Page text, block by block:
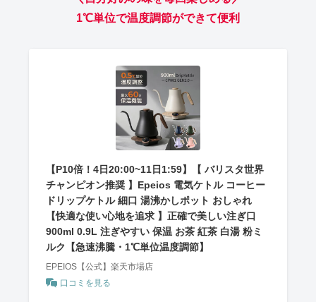
1℃単位で温度調節ができて便利
【P10倍！4日20:00~11日1:59】【 バリスタ世界
チャンピオン推奨 】Epeios 電気ケトル コーヒー
ドリップケトル 細口 湯沸かしポット おしゃれ
【快適な使い心地を追求 】正確で美しい注ぎ口
900ml 0.9L 注ぎやすい 保温 お茶 紅茶 白湯 粉ミ
ルク【急速沸騰・1℃単位温度調節】
EPEIOS【公式】楽天市場店
口コミを見る